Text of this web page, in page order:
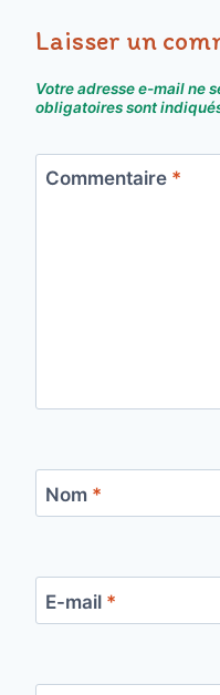
Laisser un
Votre adresse e-mail ne
obligatoires sont
Commentaire *
Nom *
E-mail *